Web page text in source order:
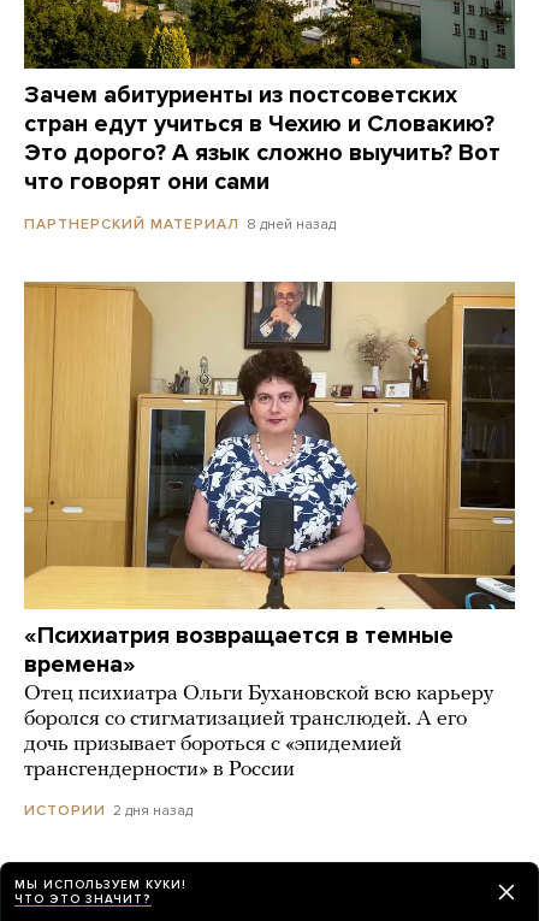
Зачем абитуриенты из постсоветских
стран едут учиться в Чехию и Словакию?
Это дорого? А язык сложно выучить? Вот
что говорят они сами
ПАРТНЕРСКИЙ МАТЕРИАЛ 8 дней назад
«Психиатрия возвращается в темные
времена»
Отец психиатра Ольги Бухановской всю карьеру
боролся со стигматизацией транслюдей. А его
дочь призывает бороться с «эпидемией
трансгендерности» в России
ИСТОРИИ 2 дня назад
МЫ ИСПОЛЬЗУЕМ КУКИ!
ЧТО ЭТО ЗНАЧИТ?